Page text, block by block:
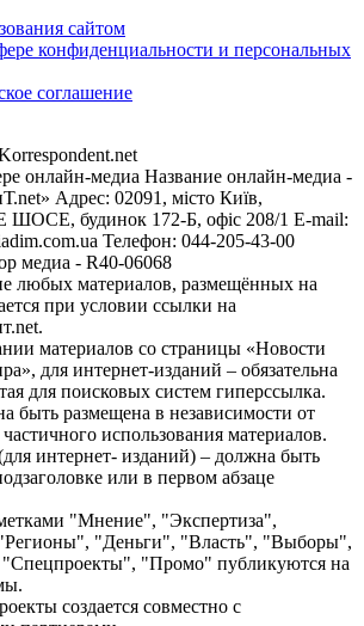
сайтом
конфиденциальности и персональных
соглашение
онлайн-медиа Название онлайн-медиа -
Адрес: 02091, місто Київ,
будинок 172-Б, офіс 208/1 E-mail:
Телефон: 044-205-43-00
медиа - R40-06068
любых материалов, размещённых на
при условии ссылки на
материалов со страницы «Новости
для интернет-изданий – обязательна
для поисковых систем гиперссылка.
быть размещена в независимости от
использования материалов.
интернет- изданий) – должна быть
или в первом абзаце
"Мнение", "Экспертиза",
"Деньги", "Власть", "Выборы",
"Спецпроекты", "Промо" публикуются на
создается совместно с